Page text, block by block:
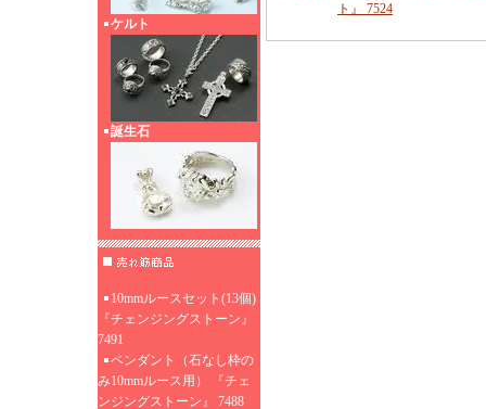
ケルト
誕生石
10mmルースセット(13個)
『チェンジングストーン』
7491
ペンダント（石なし枠の
み10mmルース用） 『チェ
ンジングストーン』 7488
ト』 7524